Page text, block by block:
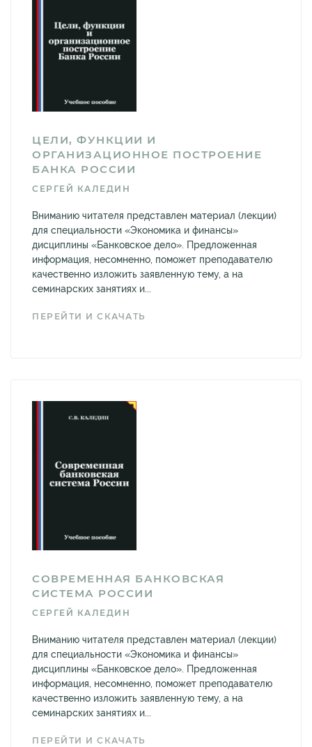
ЦЕЛИ, ФУНКЦИИ И
ОРГАНИЗАЦИОННОЕ ПОСТРОЕНИЕ
БАНКА РОССИИ
СЕРГЕЙ КАЛЕДИН
Вниманию читателя представлен материал (лекции)
для специальности «Экономика и финансы»
дисциплины «Банковское дело». Предложенная
информация, несомненно, поможет преподавателю
качественно изложить заявленную тему, а на
семинарских занятиях и...
ПЕРЕЙТИ И СКАЧАТЬ
СОВРЕМЕННАЯ БАНКОВСКАЯ
СИСТЕМА РОССИИ
СЕРГЕЙ КАЛЕДИН
Вниманию читателя представлен материал (лекции)
для специальности «Экономика и финансы»
дисциплины «Банковское дело». Предложенная
информация, несомненно, поможет преподавателю
качественно изложить заявленную тему, а на
семинарских занятиях и...
ПЕРЕЙТИ И СКАЧАТЬ